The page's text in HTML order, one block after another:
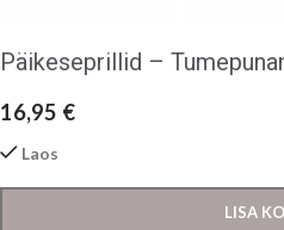
Päikeseprillid –
16,95 €
Laos
LISA